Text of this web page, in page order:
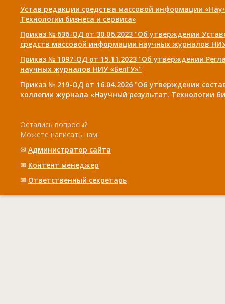
Устав редакции средства массовой информации
Технологии бизнеса и сервиса»
Приказ № 636-ОД от 30.06.2023 "Об утверждении
средств массовой информации научных журналов
Приказ № 1097-ОД от 15.11.2023 "Об утверждении
научных журналов НИУ «БелГУ»"
Приказ № 219-ОД от 16.04.2026 "Об утверждении
коллегии журнала «Научный результат. Технологии
Остались вопросы?
Можете написать нам:
✉ Администратор сайта
✉ Контент менеджер
✉ Ответственный cекретарь